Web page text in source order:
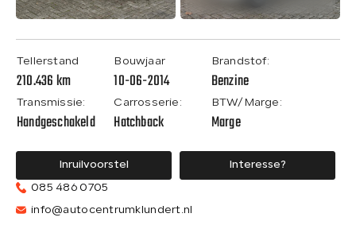
Tellerstand
210.436 km
Bouwjaar
10-06-2014
Brandstof:
Benzine
Transmissie:
Handgeschakeld
Carrosserie:
Hatchback
BTW/Marge:
Marge
Inruilvoorstel
Interesse?
085 486 0705
info@autocentrumklundert.nl